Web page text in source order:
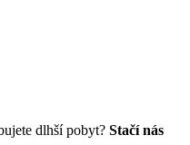
dlhší pobyt? Stačí nás